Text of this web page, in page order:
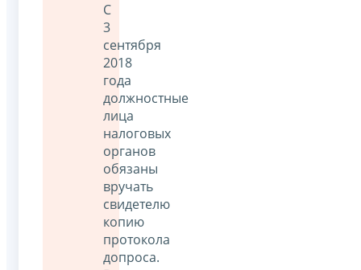
С
3
сентября
2018
года
должностные
лица
налоговых
органов
обязаны
вручать
свидетелю
копию
протокола
допроса.